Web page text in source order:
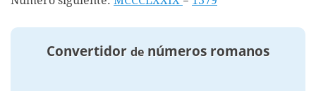
Convertidor de números romanos